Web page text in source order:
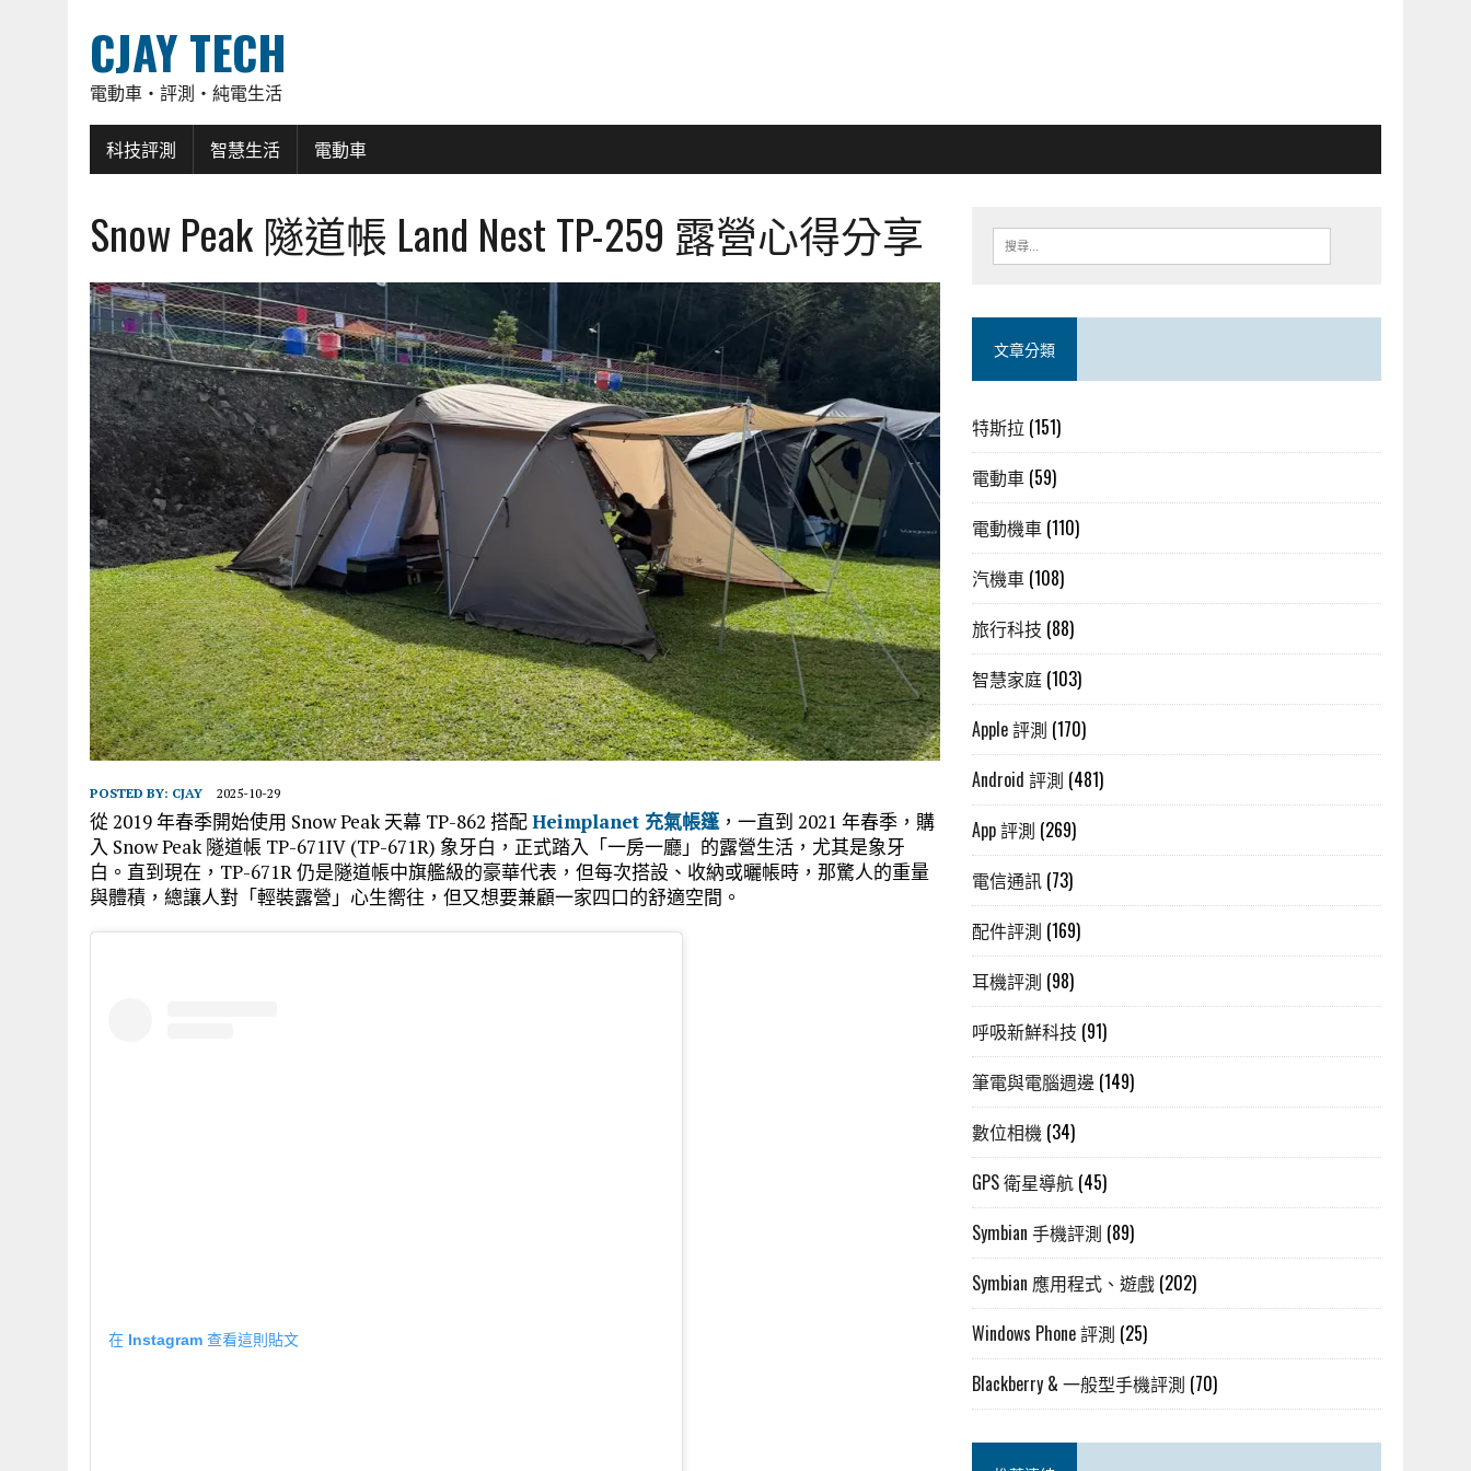
CJAY TECH
電動車・評測・純電生活
科技評測 智慧生活 電動車
Snow Peak 隧道帳 Land Nest TP-259 露營心得分享
POSTED BY: CJAY 2025-10-29
從 2019 年春季開始使用 Snow Peak 天幕 TP-862 搭配Heimplanet 充氣帳篷，一直到 2021 年春季，購
入 Snow Peak 隧道帳 TP-671IV (TP-671R) 象牙白，正式踏入「一房一廳」的露營生活，尤其是象牙
白。直到現在，TP-671R 仍是隧道帳中旗艦級的豪華代表，但每次搭設、收納或曬帳時，那驚人的重量
與體積，總讓人對「輕裝露營」心生嚮往，但又想要兼顧一家四口的舒適空間。
在 Instagram 查看這則貼文
文章分類
特斯拉 (151)
電動車 (59)
電動機車 (110)
汽機車 (108)
旅行科技 (88)
智慧家庭 (103)
Apple 評測 (170)
Android 評測 (481)
App 評測 (269)
電信通訊 (73)
配件評測 (169)
耳機評測 (98)
呼吸新鮮科技 (91)
筆電與電腦週邊 (149)
數位相機 (34)
GPS 衛星導航 (45)
Symbian 手機評測 (89)
Symbian 應用程式、遊戲 (202)
Windows Phone 評測 (25)
Blackberry & 一般型手機評測 (70)